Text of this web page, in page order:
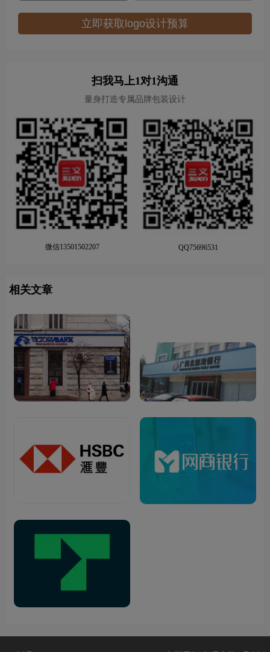
立即获取logo设计预算
扫我马上1对1沟通
量身打造专属品牌包装设计
微信13501502207 QQ75696531
相关文章